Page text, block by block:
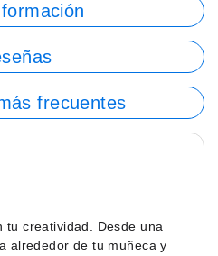
frecuentes
tu creatividad. Desde una
alrededor de tu muñeca y